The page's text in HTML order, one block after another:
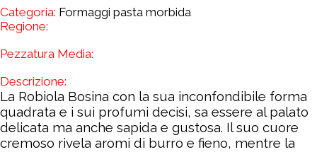
Categoria: Formaggi pasta morbida
Regione:
Pezzatura Media:
Descrizione:
La Robiola Bosina con la sua inconfondibile forma
quadrata e i sui profumi decisi, sa essere al palato
delicata ma anche sapida e gustosa. Il suo cuore
cremoso rivela aromi di burro e fieno, mentre la